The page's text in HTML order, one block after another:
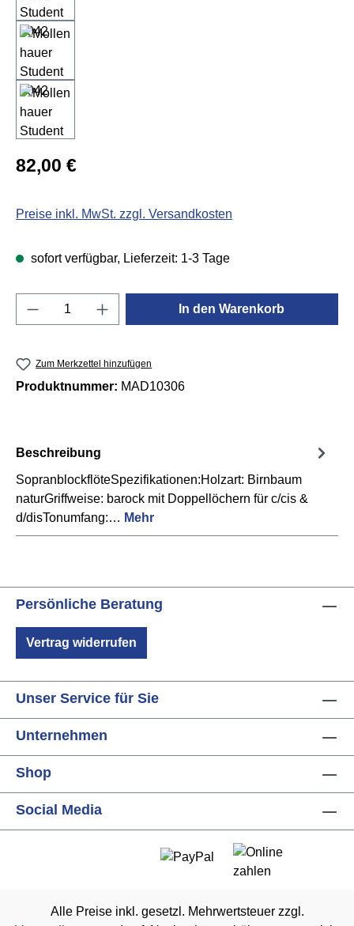
Regulärer Preis:
82,00 €
Preise inkl. MwSt. zzgl. Versandkosten
sofort verfügbar, Lieferzeit: 1-3 Tage
Produkt Anzahl: Gib den gewünschten
In den Warenkorb
Zum Merkzettel hinzufügen
Produktnummer: MAD10306
Beschreibung
SopranblockflöteSpezifikationen:Holzart: Birnbaum
naturGriffweise: barock mit Doppellöchern für c/cis &
d/disTonumfang:… Mehr
Persönliche Beratung
Vertrag widerrufen
Unser Service für Sie
Unternehmen
Shop
Social Media
Alle Preise inkl. gesetzl. Mehrwertsteuer zzgl.